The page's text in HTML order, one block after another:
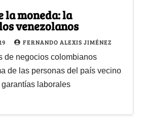
la moneda: la
venezolanos
FERNANDO ALEXIS JIMÉNEZ
de negocios colombianos
de las personas del país vecino
laborales